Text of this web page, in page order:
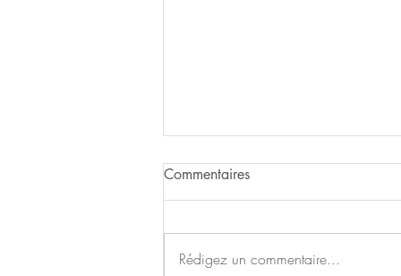
Fête de fin d'année!
Commentaires
Rédigez un commentaire...